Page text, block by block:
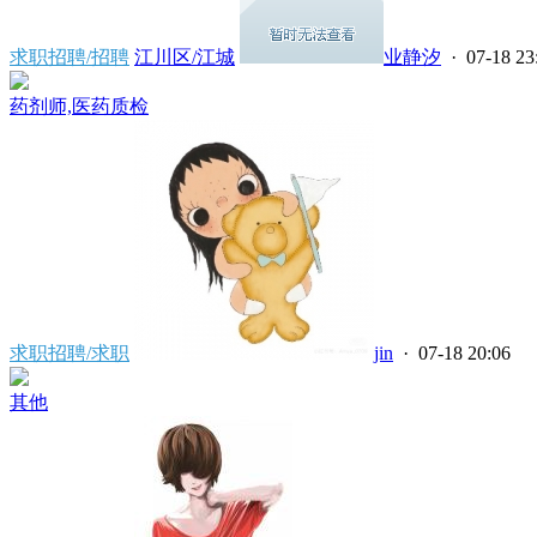
求职招聘/招聘 江川区/江城 业静汐 · 07-18
药剂师,医药质检
求职招聘/求职 jin · 07-18 20:06
其他